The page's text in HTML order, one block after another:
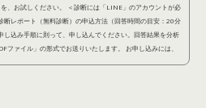
、お試しください。 ＜診断には「LINE」のアカウントが必
断レポート（無料診断）の申込方法（回答時間の目安：20分
し込み手順に則って、申し込んでください。回答結果を分析
ファイル」の形式でお送りいたします。 お申し込みには、